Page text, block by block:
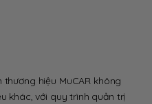
hiệu MuCAR không
khác, với quy trình quản trị